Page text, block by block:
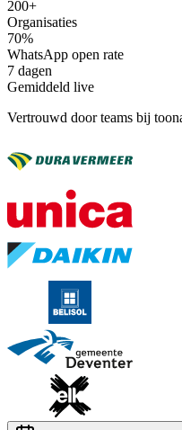
200+
Organisaties
70%
WhatsApp open rate
7 dagen
Gemiddeld live
Vertrouwd door teams bij